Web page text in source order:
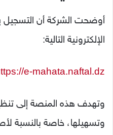
أوضحت الشركة أن التسجيل
الإلكترونية التالية:
e-mahata.naftal.dz/
وتهدف هذه المنصة إلى
وتسهيلها، خاصة بالنسبة